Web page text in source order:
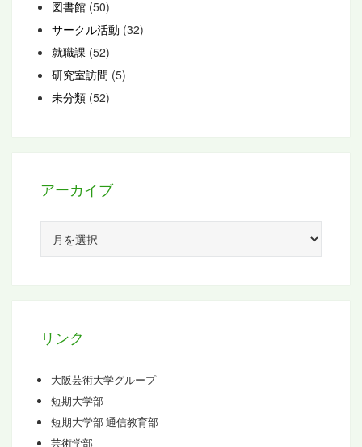
図書館 (50)
サークル活動 (32)
就職課 (52)
研究室訪問 (5)
未分類 (52)
アーカイブ
カ
リンク
大阪芸術大学グループ
短期大学部
短期大学部 通信教育部
芸術学部